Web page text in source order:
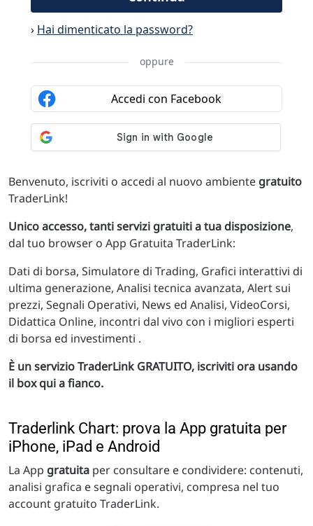
Benvenuto, iscriviti o accedi al nuovo ambiente gratuito
TraderLink!
Unico accesso, tanti servizi gratuiti a tua disposizione,
dal tuo browser o App Gratuita TraderLink:
Dati di borsa, Simulatore di Trading, Grafici interattivi di
ultima generazione, Analisi tecnica avanzata, Alert sui
prezzi, Segnali Operativi, News ed Analisi, VideoCorsi,
Didattica Online, incontri dal vivo con i migliori esperti
di borsa ed investimenti .
È un servizio TraderLink GRATUITO, iscriviti ora usando
il box qui a fianco.
Traderlink Chart: prova la App gratuita per
iPhone, iPad e Android
La App gratuita per consultare e condividere: contenuti,
analisi grafica e segnali operativi, compresa nel tuo
account gratuito TraderLink.